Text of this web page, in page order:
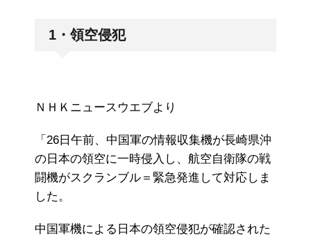
1・領空侵犯
ＮＨＫニュースウエブより
「26日午前、中国軍の情報収集機が長崎県沖
の日本の領空に一時侵入し、航空自衛隊の戦
闘機がスクランブル＝緊急発進して対応しま
した。
中国軍機による日本の領空侵犯が確認された